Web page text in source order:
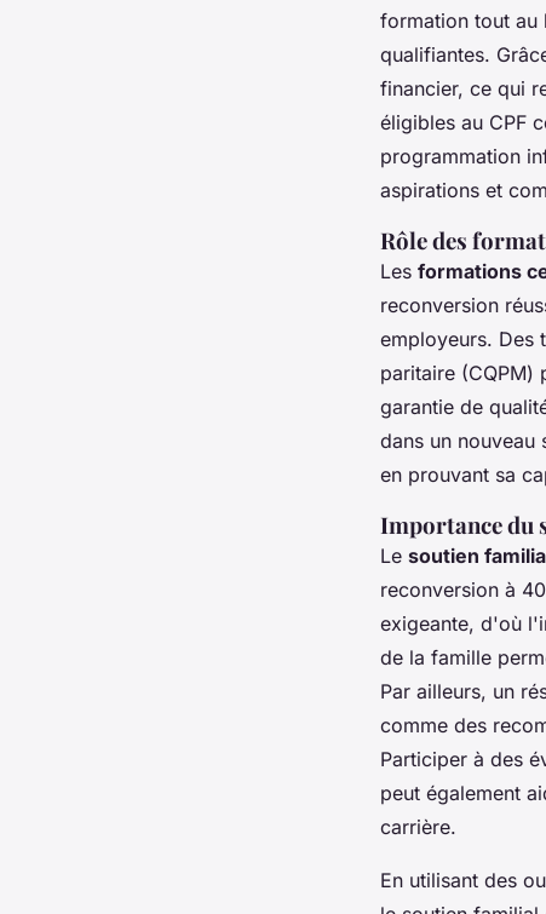
formation tout au
qualifiantes.
financier, ce qui
éligibles au CPF
programmation
aspirations et
Rôle des
Les formations
reconversion
employeurs. Des
paritaire (CQPM)
garantie de
dans un nouveau
en prouvant sa
Importance du
Le soutien
reconversion à
exigeante, d'où
de la famille
Par ailleurs, un
comme des
Participer à des
peut également
carrière.
En utilisant des